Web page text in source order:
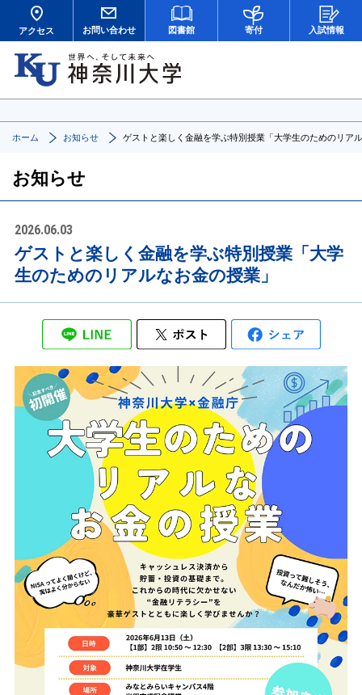
アクセス お問い合わせ 図書館 寄付 入試情報
ホーム お知らせ ゲストと楽しく金融を学ぶ特別授業「大学生のためのリア
お知らせ
2026.06.03
ゲストと楽しく金融を学ぶ特別授業「大学
生のためのリアルなお金の授業」